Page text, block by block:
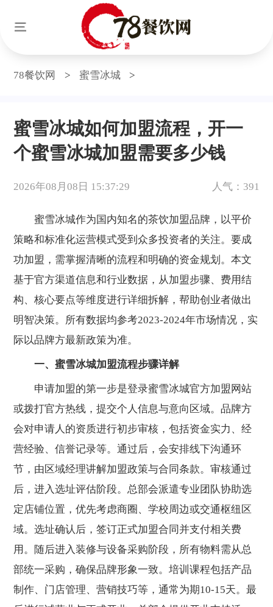
78餐饮网 > 蜜雪冰城 >
蜜雪冰城如何加盟流程，开一
个蜜雪冰城加盟需要多少钱
2026年08月08日 15:37:29 人气：391
蜜雪冰城作为国内知名的茶饮加盟品牌，以平价
策略和标准化运营模式受到众多投资者的关注。要成
功加盟，需掌握清晰的流程和明确的资金规划。本文
基于官方渠道信息和行业数据，从加盟步骤、费用结
构、核心要点等维度进行详细拆解，帮助创业者做出
明智决策。所有数据均参考2023-2024年市场情况，实
际以品牌方最新政策为准。
一、蜜雪冰城加盟流程步骤详解
申请加盟的第一步是登录蜜雪冰城官方加盟网站
或拨打官方热线，提交个人信息与意向区域。品牌方
会对申请人的资质进行初步审核，包括资金实力、经
营经验、信誉记录等。通过后，会安排线下沟通环
节，由区域经理讲解加盟政策与合同条款。审核通过
后，进入选址评估阶段。总部会派遣专业团队协助选
定店铺位置，优先考虑商圈、学校周边或交通枢纽区
域。选址确认后，签订正式加盟合同并支付相关费
用。随后进入装修与设备采购阶段，所有物料需从总
部统一采购，确保品牌形象一致。培训课程包括产品
制作、门店管理、营销技巧等，通常为期10-15天。最